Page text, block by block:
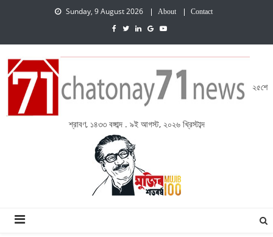
Sunday, 9 August 2026 About Contact
২৫শে
শ্রাবণ, ১৪৩৩ বঙ্গাব্দ . ৯ই আগস্ট, ২০২৬ খ্রিস্টাব্দ